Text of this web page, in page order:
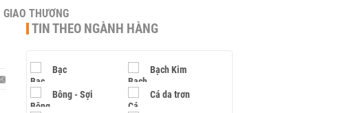
GIAO THƯƠNG
TIN THEO NGÀNH HÀNG
Bạc Bạch Kim
Bông - Sợi Cá da trơn